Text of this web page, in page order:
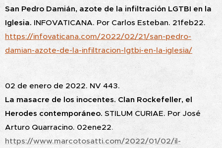
San Pedro Damián, azote de la infiltración LGTBI en la
Iglesia. INFOVATICANA. Por Carlos Esteban. 21feb22.
https://infovaticana.com/2022/02/21/san-pedro-
damian-azote-de-la-infiltracion-lgtbi-en-la-iglesia/
02 de enero de 2022. NV 443.
La masacre de los inocentes. Clan Rockefeller, el
Herodes contemporáneo. STILUM CURIAE. Por José
Arturo Quarracino. 02ene22.
https://www.marcotosatti.com/2022/01/02/il-